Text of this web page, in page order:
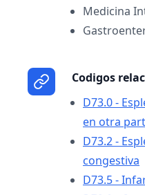
Medicina
Codigos
D73.0 -
en otra
D73.2 -
congestiva
D73.5 -